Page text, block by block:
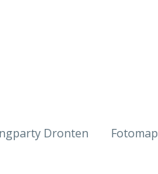
Dronten Fotomap